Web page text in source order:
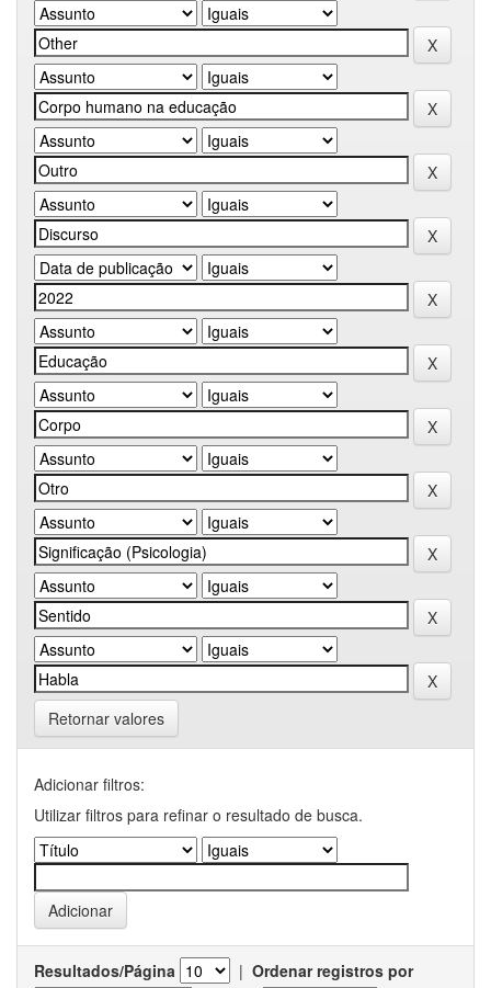
Retornar valores
Adicionar filtros:
Utilizar filtros para refinar o resultado de busca.
Resultados/Página | Ordenar registros por